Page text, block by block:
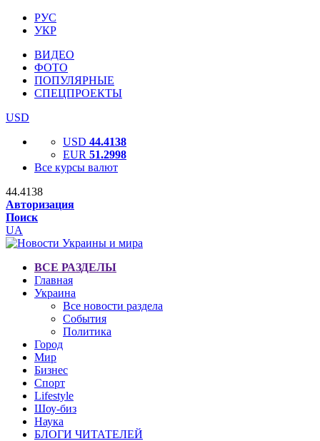
РУС
УКР
ВИДЕО
ФОТО
ПОПУЛЯРНЫЕ
СПЕЦПРОЕКТЫ
USD
USD 44.4138
EUR 51.2998
Все курсы валют
44.4138
Авторизация
Поиск
UA
ВСЕ РАЗДЕЛЫ
Главная
Украина
Все новости раздела
События
Политика
Город
Мир
Бизнес
Спорт
Lifestyle
Шоу-биз
Наука
БЛОГИ ЧИТАТЕЛЕЙ